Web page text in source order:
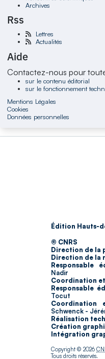
Archives
Rss
Lettres
Actualités
Aide
Contactez-nous pour
sur le contenu éditorial
sur le fonctionnement
Mentions Légales
Cookies
Données personnelles
Édition Hauts-
© CNRS
Direction de la
Direction de la
Responsable
Nadir
Coordination
Responsable
Tocut
Coordination
Schwenck -
Réalisation
Création
Intégration
Copyright © 2026
Tous droits réservés.